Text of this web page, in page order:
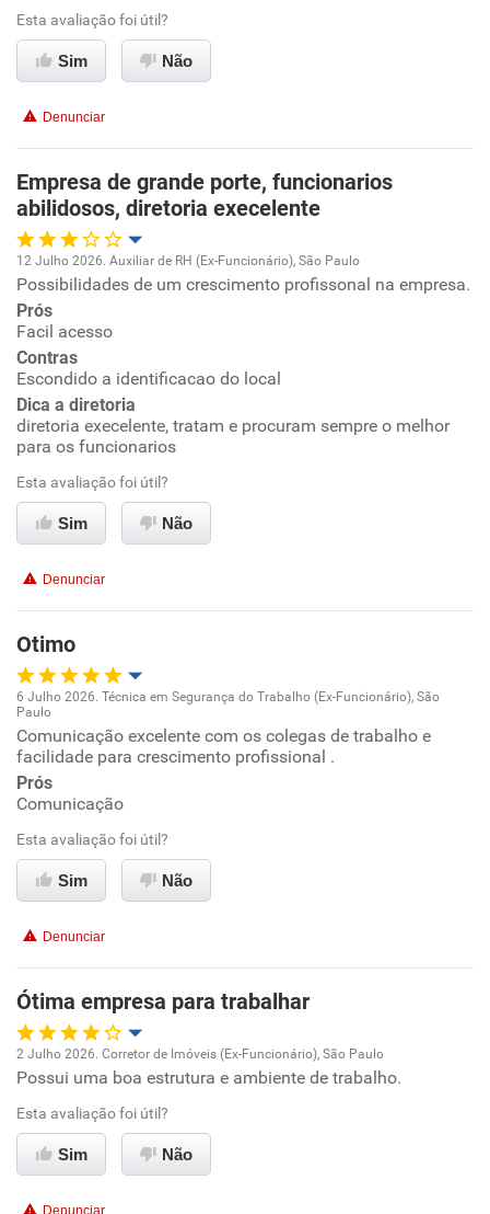
Conciliação com a vida familiar
Benefícios
Recomenda esta empresa
Recomenda a diretoria
Esta avaliação foi útil?
Sim Não
Denunciar
Empresa de grande porte, funcionarios
abilidosos, diretoria execelente
Oportunidade de promoção
Ambiente de trabalho
Conciliação com a vida familiar
Benefícios
Recomenda esta empresa
Recomenda a diretoria
12 Julho 2026. Auxiliar de RH (Ex-Funcionário), São Paulo
Possibilidades de um crescimento profissonal na empresa.
Prós
Facil acesso
Contras
Escondido a identificacao do local
Dica a diretoria
diretoria execelente, tratam e procuram sempre o melhor
para os funcionarios
Esta avaliação foi útil?
Sim Não
Denunciar
Otimo
Oportunidade de promoção
Ambiente de trabalho
Conciliação com a vida familiar
Benefícios
Recomenda esta empresa
6 Julho 2026. Técnica em Segurança do Trabalho (Ex-Funcionário), São
Paulo
Comunicação excelente com os colegas de trabalho e
facilidade para crescimento profissional .
Prós
Comunicação
Esta avaliação foi útil?
Sim Não
Denunciar
Ótima empresa para trabalhar
Oportunidade de promoção
Ambiente de trabalho
2 Julho 2026. Corretor de Imóveis (Ex-Funcionário), São Paulo
Possui uma boa estrutura e ambiente de trabalho.
Esta avaliação foi útil?
Sim Não
Denunciar